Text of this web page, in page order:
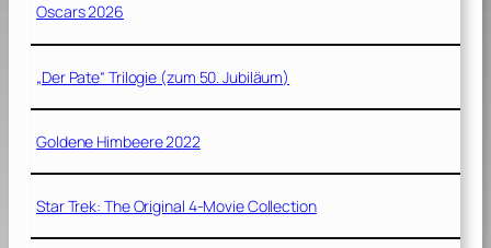
Oscars 2026
„Der Pate“ Trilogie (zum 50. Jubiläum)
Goldene Himbeere 2022
Star Trek: The Original 4-Movie Collection